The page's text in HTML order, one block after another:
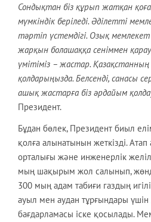
Сондықтан біз құрып жатқан
мүмкіндік беріледі. Әділетті
тәртіп үстемдігі. Озық мемлекет
жарқын болашаққа сеніммен
үмітіміз – жастар. Қазақстанның
қолдарыңызда. Белсенді, санасы
ашық жастарға біз әрдайым
Президент.
Бұдан бөлек, Президент биыл
қолға алынатынын жеткізді.
орталығы және инженерлік
мың шақырым жол салынып,
300 мың адам табиғи газдың
ауыл мен аудан тұрғындары үшін
бағдарламасы іске қосылады.